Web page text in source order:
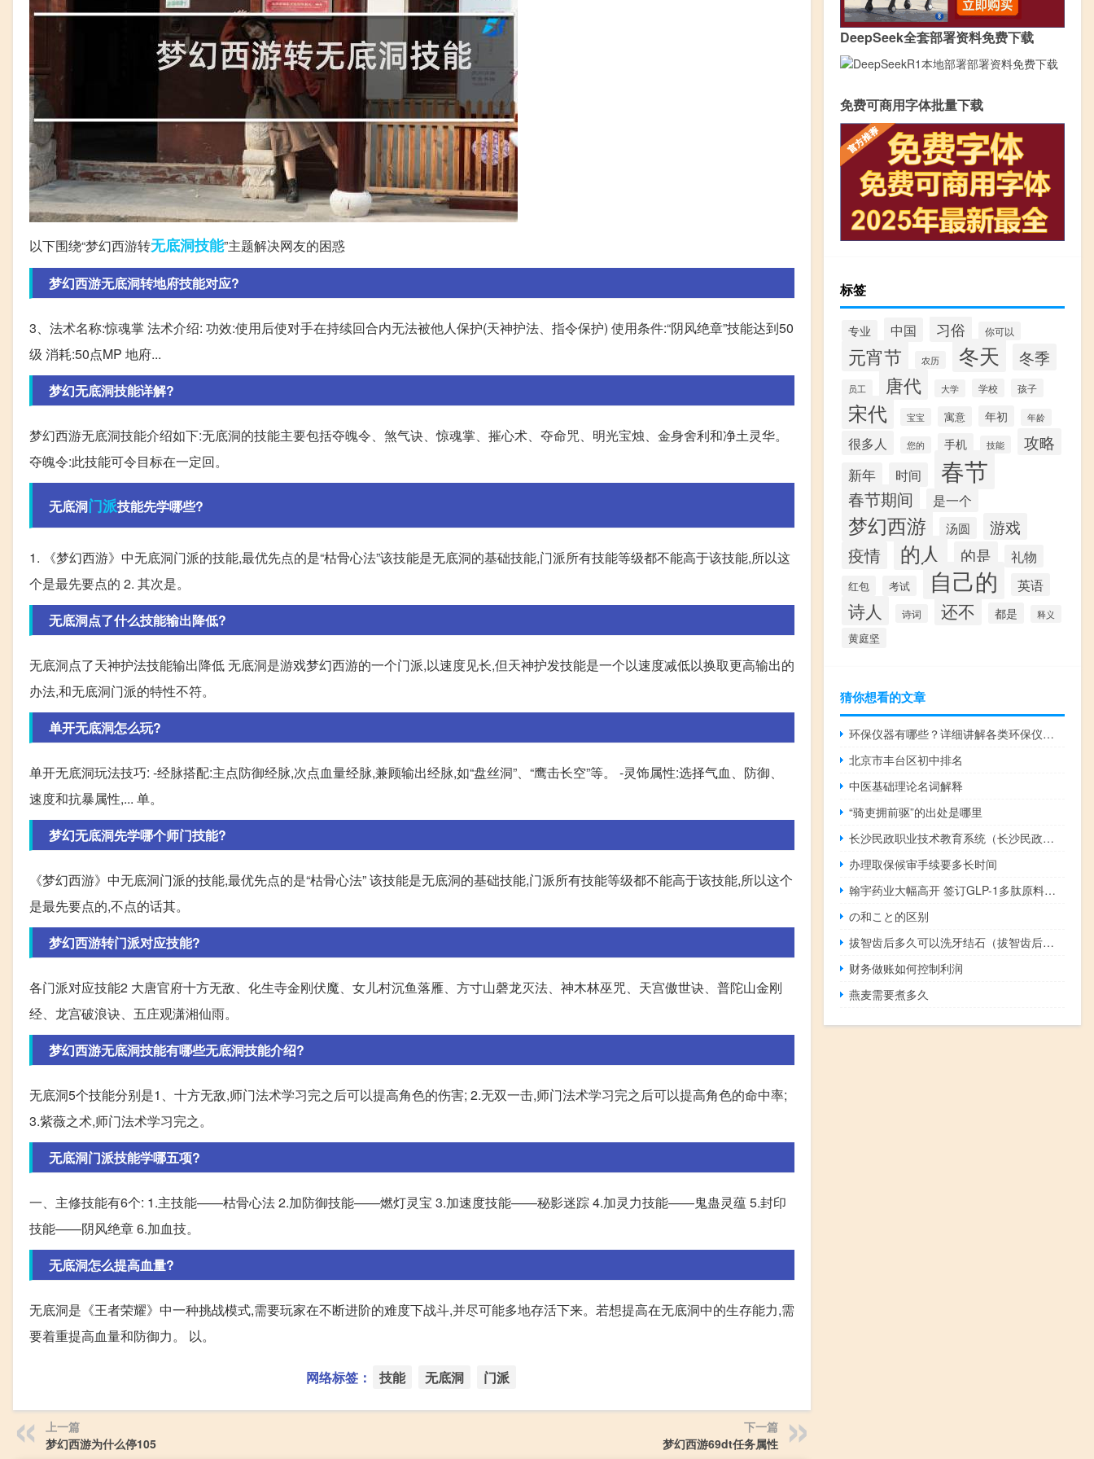
以下围绕“梦幻西游转无底洞技能”主题解决网友的困惑
梦幻西游无底洞转地府技能对应?
3、法术名称:惊魂掌 法术介绍: 功效:使用后使对手在持续回合内无法被他人保护(天神护法、指令保护) 使用条件:“阴风绝章”技能达到50
级 消耗:50点MP 地府...
梦幻无底洞技能详解?
梦幻西游无底洞技能介绍如下:无底洞的技能主要包括夺魄令、煞气诀、惊魂掌、摧心术、夺命咒、明光宝烛、金身舍利和净土灵华。
夺魄令:此技能可令目标在一定回。
无底洞门派技能先学哪些?
1. 《梦幻西游》中无底洞门派的技能,最优先点的是“枯骨心法”该技能是无底洞的基础技能,门派所有技能等级都不能高于该技能,所以这
个是最先要点的 2. 其次是。
无底洞点了什么技能输出降低?
无底洞点了天神护法技能输出降低 无底洞是游戏梦幻西游的一个门派,以速度见长,但天神护发技能是一个以速度减低以换取更高输出的
办法,和无底洞门派的特性不符。
单开无底洞怎么玩?
单开无底洞玩法技巧: -经脉搭配:主点防御经脉,次点血量经脉,兼顾输出经脉,如“盘丝洞”、“鹰击长空”等。 -灵饰属性:选择气血、防御、
速度和抗暴属性,... 单。
梦幻无底洞先学哪个师门技能?
《梦幻西游》中无底洞门派的技能,最优先点的是“枯骨心法” 该技能是无底洞的基础技能,门派所有技能等级都不能高于该技能,所以这个
是最先要点的,不点的话其。
梦幻西游转门派对应技能?
各门派对应技能2 大唐官府十方无敌、化生寺金刚伏魔、女儿村沉鱼落雁、方寸山磬龙灭法、神木林巫咒、天宫傲世诀、普陀山金刚
经、龙宫破浪诀、五庄观潇湘仙雨。
梦幻西游无底洞技能有哪些无底洞技能介绍?
无底洞5个技能分别是1、十方无敌,师门法术学习完之后可以提高角色的伤害; 2.无双一击,师门法术学习完之后可以提高角色的命中率;
3.紫薇之术,师门法术学习完之。
无底洞门派技能学哪五项?
一、主修技能有6个: 1.主技能——枯骨心法 2.加防御技能——燃灯灵宝 3.加速度技能——秘影迷踪 4.加灵力技能——鬼蛊灵蕴 5.封印
技能——阴风绝章 6.加血技。
无底洞怎么提高血量?
无底洞是《王者荣耀》中一种挑战模式,需要玩家在不断进阶的难度下战斗,并尽可能多地存活下来。若想提高在无底洞中的生存能力,需
要着重提高血量和防御力。 以。
网络标签： 技能 无底洞 门派
上一篇
梦幻西游为什么停105
下一篇
梦幻西游69dt任务属性
DeepSeek全套部署资料免费下载
免费可商用字体批量下载
标签
专业 中国 习俗 你可以
元宵节 农历 冬天 冬季
员工 唐代 大学 学校 孩子
宋代 宝宝 寓意 年初 年龄
很多人 您的 手机 技能 攻略
新年 时间 春节
春节期间 是一个
梦幻西游 汤圆 游戏
疫情 的人 的是 礼物
红包 考试 自己的 英语
诗人 诗词 还不 都是 释义
黄庭坚
猜你想看的文章
环保仪器有哪些？详细讲解各类环保仪器的使用方法
北京市丰台区初中排名
中医基础理论名词解释
“骑吏拥前驱”的出处是哪里
长沙民政职业技术教育系统（长沙民政职业技术学院网络教学平台）
办理取保候审手续要多长时间
翰宇药业大幅高开 签订GLP-1多肽原料药合同
の和こと的区别
拔智齿后多久可以洗牙结石（拔智齿后多久可以漱口）
财务做账如何控制利润
燕麦需要煮多久